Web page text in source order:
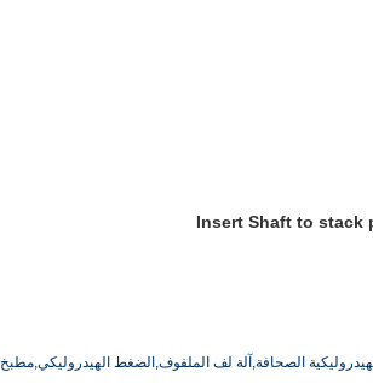
الصحافة,آلة لف الملفوف,الضغط الهيدروليكي,مطبخ